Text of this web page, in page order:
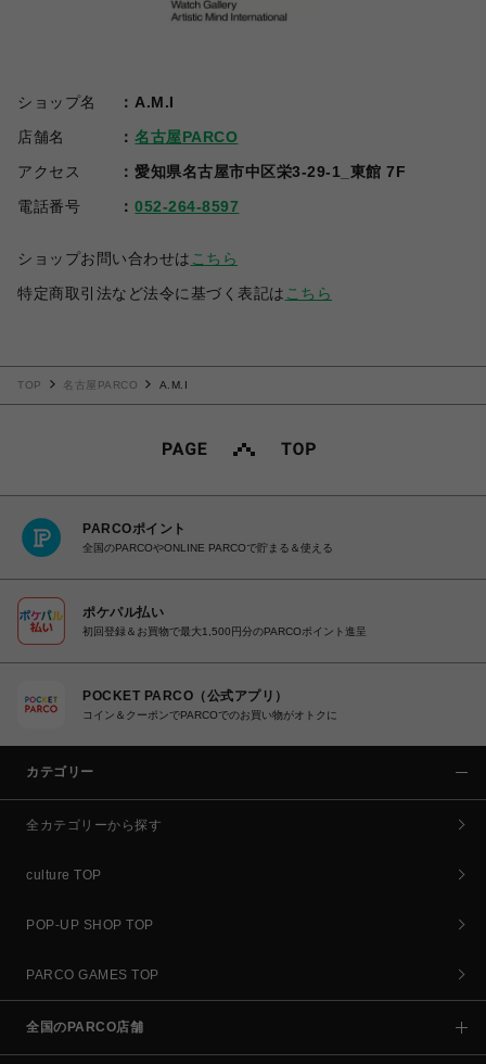
ショップ名
A.M.I
店舗名
名古屋PARCO
アクセス
愛知県名古屋市中区栄3-29-1_東館 7F
電話番号
052-264-8597
ショップお問い合わせは こちら
特定商取引法など法令に基づく表記は こちら
TOP 名古屋PARCO A.M.I
PARCOポイント
全国のPARCOやONLINE PARCOで貯まる＆使える
ポケパル払い
初回登録＆お買物で最大1,500円分のPARCOポイント進呈
POCKET PARCO（公式アプリ）
コイン＆クーポンでPARCOでのお買い物がオトクに
カテゴリー
全カテゴリーから探す
culture TOP
POP-UP SHOP TOP
PARCO GAMES TOP
全国のPARCO店舗